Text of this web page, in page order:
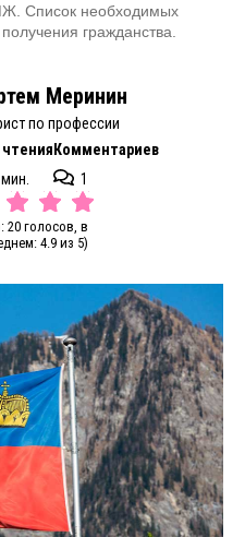
Список необходимых
гражданства.
Меринин
по профессии
Комментариев
1
20 голосов, в
4.9 из 5)